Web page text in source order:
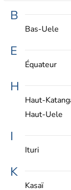
B
Bas-Uele
E
Équateur
H
Haut-
Haut-Uele
I
Ituri
K
Kasaï